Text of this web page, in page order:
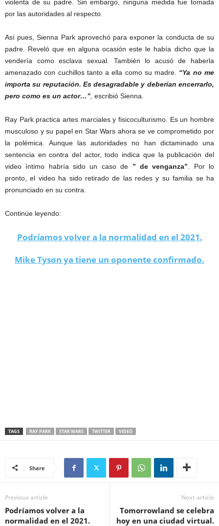
violenta de su padre. Sin embargo, ninguna medida fue tomada
por las autoridades al respecto.
Así pues, Sienna Park aprovechó para exponer la conducta de su
padre. Reveló que en alguna ocasión este le había dicho que la
vendería como esclava sexual. También lo acusó de haberla
amenazado con cuchillos tanto a ella como su madre. “Ya no me
importa su reputación. Es desagradable y deberían encerrarlo,
pero como es un actor…” escribió Sienna.
Ray Park practica artes marciales y fisicoculturismo. Es un hombre
musculoso y su papel en Star Wars ahora se ve comprometido por
la polémica. Aunque las autoridades no han dictaminado una
sentencia en contra del actor, todo indica que la publicación del
video íntimo habría sido un caso de ” de venganza” . Por lo
pronto, el video ha sido retirado de las redes y su familia se ha
pronunciado en su contra.
Continúe leyendo:
Podríamos volver a la normalidad en el 2021.
Mike Tyson ya tiene un oponente confirmado.
TAGS RAY PARK STAR WARS TWITTER VIDEO
Share
Previous article
Podríamos volver a la
normalidad en el 2021.
Next article
Tomorrowland se celebra
hoy en una ciudad virtual.